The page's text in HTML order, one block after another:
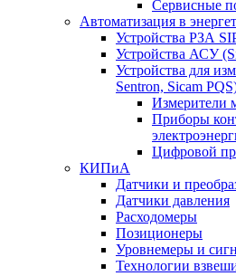
Сервисные
Автоматизация в
Устройства РЗА
Устройства АСУ
Устройства для
Sentron, Sicam
Измерители
Приборы
Цифровой
КИПиА
Датчики и
Датчики давления
Расходомеры
Позиционеры
Уровнемеры и
Технологии